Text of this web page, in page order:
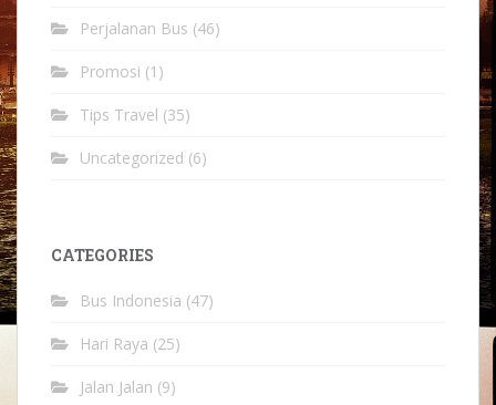
Perjalanan Bus (46)
Promosi (1)
Tips Travel (35)
Uncategorized (6)
CATEGORIES
Bus Indonesia (47)
Hari Raya (25)
Jalan Jalan (9)